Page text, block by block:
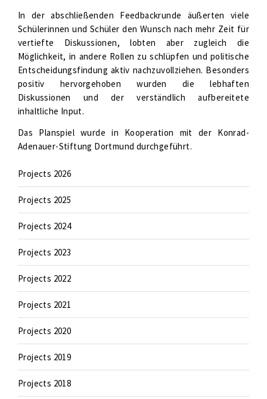
In der abschließenden Feedbackrunde äußerten viele
Schülerinnen und Schüler den Wunsch nach mehr Zeit für
vertiefte Diskussionen, lobten aber zugleich die
Möglichkeit, in andere Rollen zu schlüpfen und politische
Entscheidungsfindung aktiv nachzuvollziehen. Besonders
positiv hervorgehoben wurden die lebhaften
Diskussionen und der verständlich aufbereitete
inhaltliche Input.
Das Planspiel wurde in Kooperation mit der Konrad-
Adenauer-Stiftung Dortmund durchgeführt.
Projects 2026
Projects 2025
Projects 2024
Projects 2023
Projects 2022
Projects 2021
Projects 2020
Projects 2019
Projects 2018